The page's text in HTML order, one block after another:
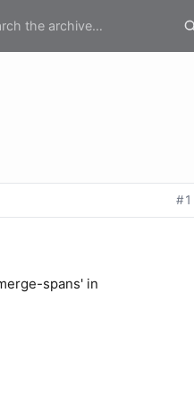
#1
spans' in